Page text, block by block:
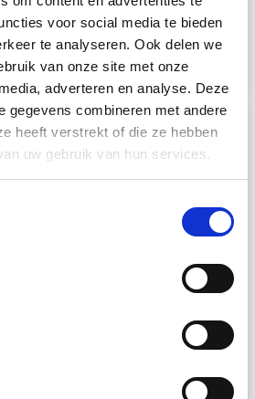
voor social media te bieden
te analyseren. Ook delen we
van onze site met onze
adverteren en analyse. Deze
gegevens combineren met andere
heeft verstrekt of die ze hebben
uw gebruik van hun services.
€
twee ronde hoeken ORBIS
vanaf66,09 €
Gratis verzending
Gratis verzending